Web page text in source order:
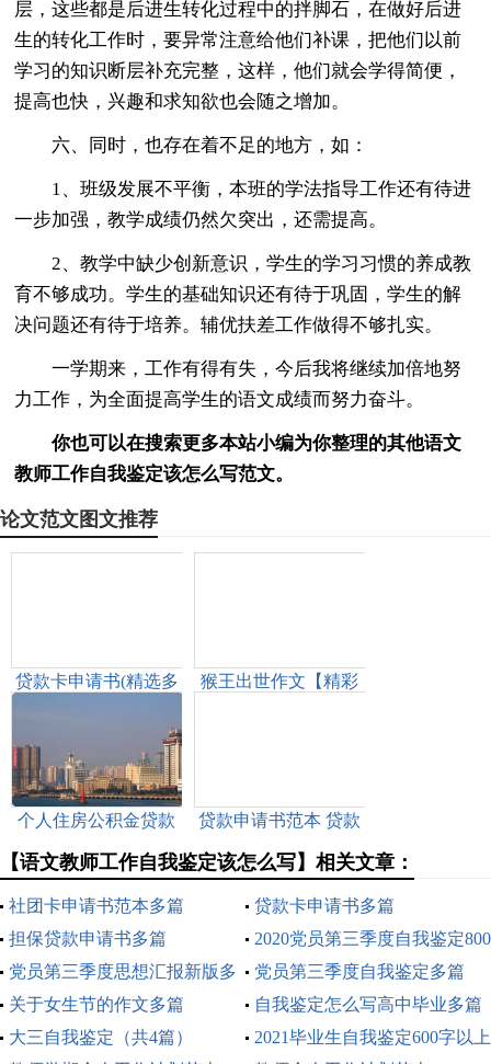
层，这些都是后进生转化过程中的拌脚石，在做好后进
生的转化工作时，要异常注意给他们补课，把他们以前
学习的知识断层补充完整，这样，他们就会学得简便，
提高也快，兴趣和求知欲也会随之增加。
六、同时，也存在着不足的地方，如：
1、班级发展不平衡，本班的学法指导工作还有待进
一步加强，教学成绩仍然欠突出，还需提高。
2、教学中缺少创新意识，学生的学习习惯的养成教
育不够成功。学生的基础知识还有待于巩固，学生的解
决问题还有待于培养。辅优扶差工作做得不够扎实。
一学期来，工作有得有失，今后我将继续加倍地努
力工作，为全面提高学生的语文成绩而努力奋斗。
你也可以在搜索更多本站小编为你整理的其他语文
教师工作自我鉴定该怎么写范文。
论文范文图文推荐
贷款卡申请书(精选多
猴王出世作文【精彩
个人住房公积金贷款
贷款申请书范本 贷款
【语文教师工作自我鉴定该怎么写】相关文章：
社团卡申请书范本多篇
贷款卡申请书多篇
担保贷款申请书多篇
2020党员第三季度自我鉴定800
字多篇
党员第三季度思想汇报新版多
篇2020
党员第三季度自我鉴定多篇
2020
关于女生节的作文多篇
自我鉴定怎么写高中毕业多篇
大三自我鉴定（共4篇）
2021毕业生自我鉴定600字以上